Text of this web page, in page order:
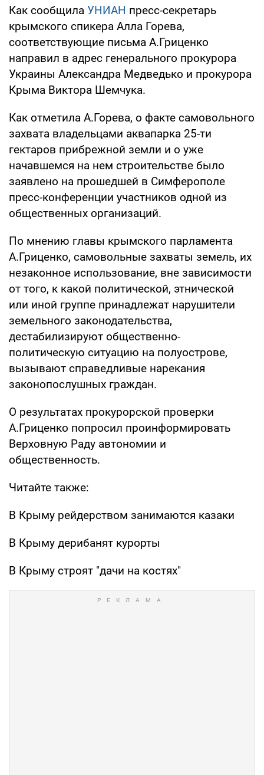
Как сообщила УНИАН пресс-секретарь
крымского спикера Алла Горева,
соответствующие письма А.Гриценко
направил в адрес генерального прокурора
Украины Александра Медведько и прокурора
Крыма Виктора Шемчука.
Как отметила А.Горева, о факте самовольного
захвата владельцами аквапарка 25-ти
гектаров прибрежной земли и о уже
начавшемся на нем строительстве было
заявлено на прошедшей в Симферополе
пресс-конференции участников одной из
общественных организаций.
По мнению главы крымского парламента
А.Гриценко, самовольные захваты земель, их
незаконное использование, вне зависимости
от того, к какой политической, этнической
или иной группе принадлежат нарушители
земельного законодательства,
дестабилизируют общественно-
политическую ситуацию на полуострове,
вызывают справедливые нарекания
законопослушных граждан.
О результатах прокурорской проверки
А.Гриценко попросил проинформировать
Верховную Раду автономии и
общественность.
Читайте также:
В Крыму рейдерством занимаются казаки
В Крыму дерибанят курорты
В Крыму строят "дачи на костях"